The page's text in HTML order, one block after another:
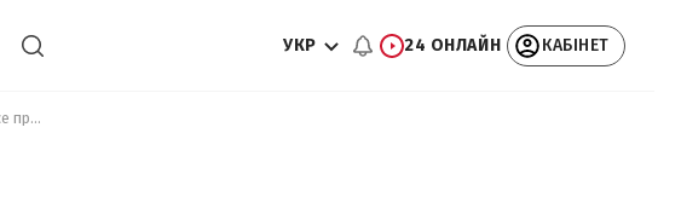
УКР 24 ОНЛАЙН КАБІНЕТ
Є жертви, постраждали історичні пам'ятки та житлові будинки: все про атаку на Україну 15 червня